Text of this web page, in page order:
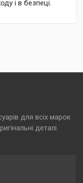
і в безпеці.
для всіх марок
деталі.